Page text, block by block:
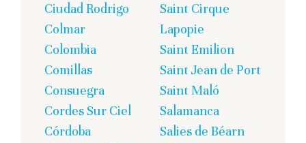
Ciudad Rodrigo
Colmar
Colombia
Comillas
Consuegra
Cordes Sur Ciel
Córdoba
Saint Cirque
Lapopie
Saint Emilion
Saint Jean de Port
Saint Maló
Salamanca
Salies de Béarn